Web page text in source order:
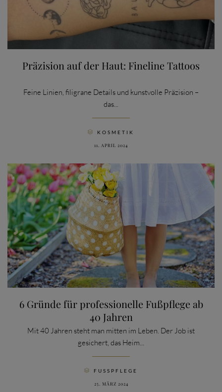
Präzision auf der Haut: Fineline Tattoos
Feine Linien, filigrane Details und kunstvolle Präzision –
das...
 KOSMETIK
11. APRIL 2024
6 Gründe für professionelle Fußpflege ab
40 Jahren
Mit 40 Jahren steht man mitten im Leben. Der Job ist
gesichert, das Heim...
 FUSSPFLEGE
25. MÄRZ 2024